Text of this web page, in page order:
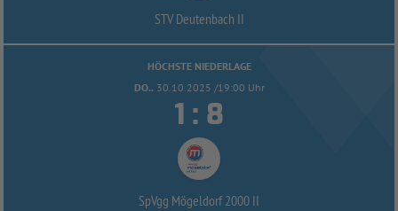
STV Deutenbach II
HÖCHSTE NIEDERLAGE
DO.. 30.10.2025 /19:00 Uhr
 : 
SpVgg Mögeldorf 2000 II